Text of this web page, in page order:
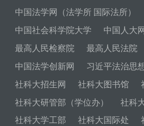
中国法学网（法学所 国际法所）
中国社会科学院大学
中国人大网
最高人民检察院
最高人民法院
中国法学创新网
习近平法治思
社科大招生网
社科大图书馆
社科大研管部（学位办）
社科
社科大学工部
社科大国际处